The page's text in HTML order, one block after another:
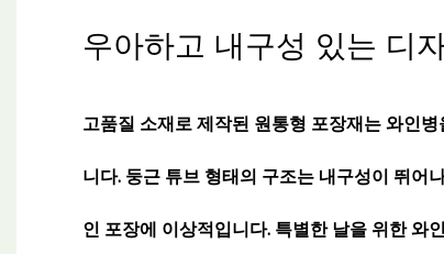
우아하고 내구성 있는 디
고품질 소재로 제작된 원통형 포장재는 와인
니다. 둥근 튜브 형태의 구조는 내구성이 뛰어
인 포장에 이상적입니다. 특별한 날을 위한 와